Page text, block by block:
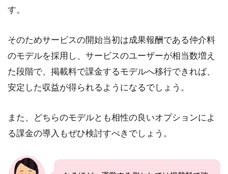
す。
そのためサービスの開始当初は成果報酬である仲介料
のモデルを採用し、サービスのユーザーが相当数増え
た段階で、掲載料で課金するモデルへ移行できれば、
安定した収益が得られるようになるでしょう。
また、どちらのモデルとも相性の良いオプションによ
る課金の導入もぜひ検討すべきでしょう。